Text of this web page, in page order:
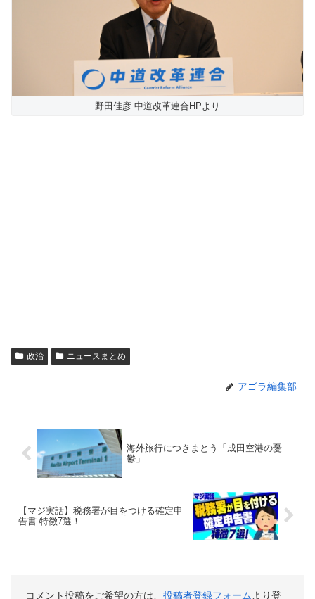
野田佳彦 中道改革連合HPより
政治 ニュースまとめ
アゴラ編集部
海外旅行につきまとう「成田空港の憂
鬱」
【マジ実話】税務署が目をつける確定申
告書 特徴7選！
コメント投稿をご希望の方は、 投稿者登録フォーム より登